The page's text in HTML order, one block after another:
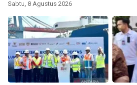
Sabtu, 8 Agustus 2026